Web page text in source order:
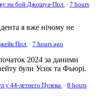
на бой Джошуа-Пол · 7 hours
я вже нічому не
Пол · 7 hours ago
2024 за даними
були Усик та Фьюрі.
у 44-летнего Пулева · 8 hours